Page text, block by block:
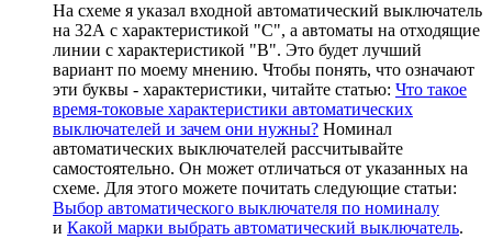
На схеме я указал входной автоматический выключатель
на 32А с характеристикой "С", а автоматы на отходящие
линии с характеристикой "В". Это будет лучший
вариант по моему мнению. Чтобы понять, что означают
эти буквы - характеристики, читайте статью: Что такое
время-токовые характеристики автоматических
выключателей и зачем они нужны? Номинал
автоматических выключателей рассчитывайте
самостоятельно. Он может отличаться от указанных на
схеме. Для этого можете почитать следующие статьи:
Выбор автоматического выключателя по номиналу
и Какой марки выбрать автоматический выключатель.